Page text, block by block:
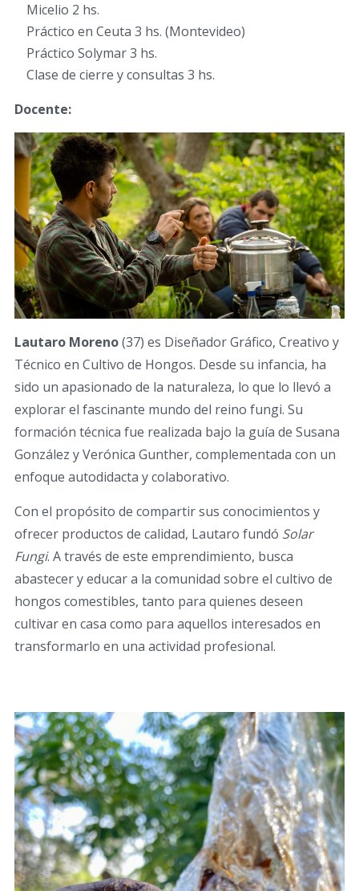
Micelio 2 hs.
Práctico en Ceuta 3 hs. (Montevideo)
Práctico Solymar 3 hs.
Clase de cierre y consultas 3 hs.
Docente:
Lautaro Moreno(37) es Diseñador Gráfico, Creativo y
Técnico en Cultivo de Hongos. Desde su infancia, ha
sido un apasionado de la naturaleza, lo que lo llevó a
explorar el fascinante mundo del reino fungi. Su
formación técnica fue realizada bajo la guía de Susana
González y Verónica Gunther, complementada con un
enfoque autodidacta y colaborativo.
Con el propósito de compartir sus conocimientos y
ofrecer productos de calidad, Lautaro fundó Solar
Fungi. A través de este emprendimiento, busca
abastecer y educar a la comunidad sobre el cultivo de
hongos comestibles, tanto para quienes deseen
cultivar en casa como para aquellos interesados en
transformarlo en una actividad profesional.